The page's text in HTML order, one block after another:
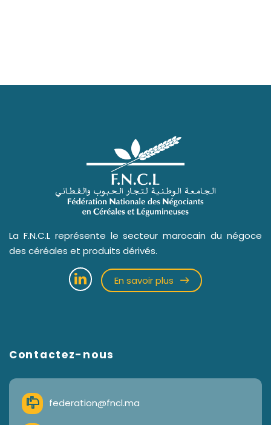
La F.N.C.L représente le secteur marocain du négoce
des céréales et produits dérivés.
En savoir plus
Contactez-nous
federation@fncl.ma